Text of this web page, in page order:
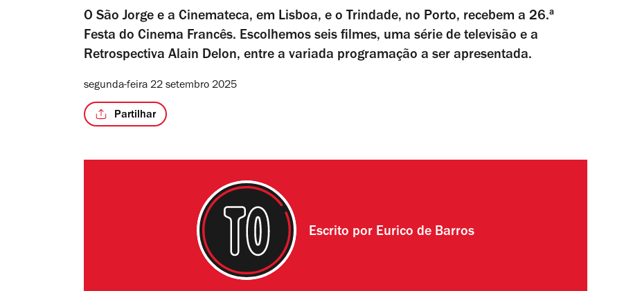
O São Jorge e a Cinemateca, em Lisboa, e o Trindade, no Porto, recebem a 26.ª
Festa do Cinema Francês. Escolhemos seis filmes, uma série de televisão e a
Retrospectiva Alain Delon, entre a variada programação a ser apresentada.
segunda-feira 22 setembro 2025
Partilhar
Escrito por Eurico de Barros